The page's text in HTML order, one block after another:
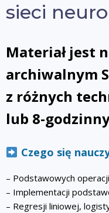
sieci
Materiał jest
archiwalnym
z różnych
lub 8-
Czego się
– Podstawowych
– Implementacji
– Regresji liniowej,